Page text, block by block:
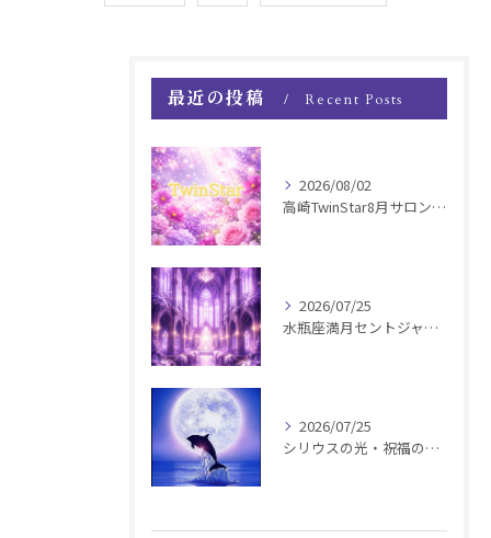
最近の投稿 Recent Posts
2026/08/02
高崎TwinStar8月サロンお知らせ
2026/07/25
水瓶座満月セントジャーメインGSVF遠隔お知らせ
2026/07/25
シリウスの光・祝福の波動チャージ遠隔お知らせ〜銀河新年〜